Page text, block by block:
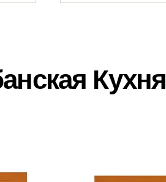
Кухня